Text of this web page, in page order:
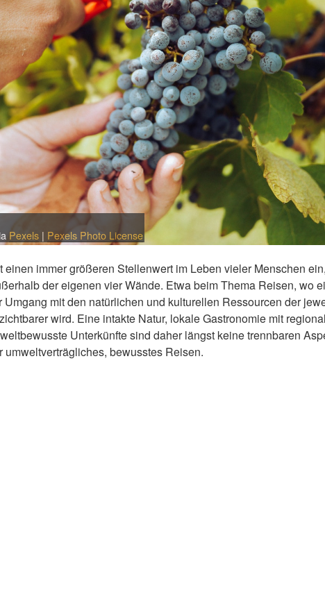
Pexels | Pexels Photo License
einen immer größeren Stellenwert im Leben vieler Menschen
der eigenen vier Wände. Etwa beim Thema Reisen, wo
mit den natürlichen und kulturellen Ressourcen der
wird. Eine intakte Natur, lokale Gastronomie mit
Unterkünfte sind daher längst keine trennbaren
umweltverträgliches, bewusstes Reisen.